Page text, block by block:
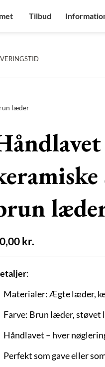
Tilbud
læder
kr.
:
Materialer: Ægte læder,
Farve: Brun læder, støvet
Håndlavet – hver
Perfekt som gave eller